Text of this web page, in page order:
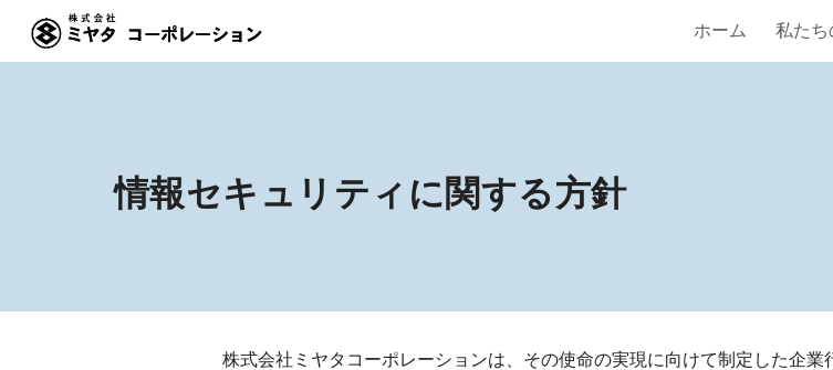
ホーム 私たち
情報セキュリティに関する方針
株式会社ミヤタコーポレーションは、その使命の実現に向けて制定した企